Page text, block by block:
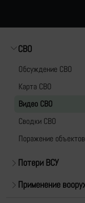
СВО
Обсуждение СВО
Карта СВО
Видео СВО
Cводки СВО
Поражение объектов
Потери ВСУ
Применение